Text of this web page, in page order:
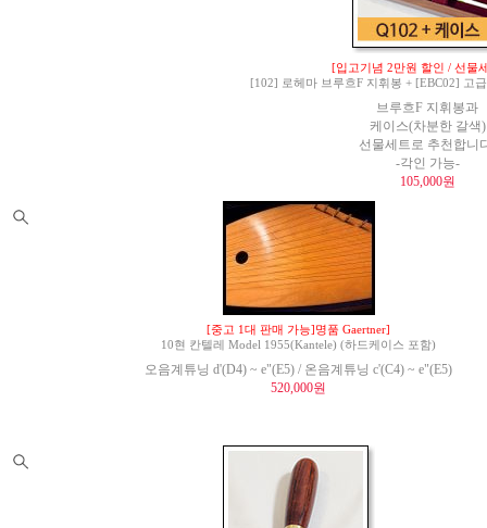
[입고기념 2만원 할인 / 선물
[102] 로헤마 브루흐F 지휘봉 + [EBC02] 고
브루흐F 지휘봉과
케이스(차분한 갈색)
선물세트로 추천합니
-각인 가능-
105,000원
[중고 1대 판매 가능]명품 Gaertner]
10현 칸텔레 Model 1955(Kantele) (하드케이스 포함)
오음계튜닝 d'(D4) ~ e"(E5) / 온음계튜닝 c'(C4) ~ e"(E5)
520,000원